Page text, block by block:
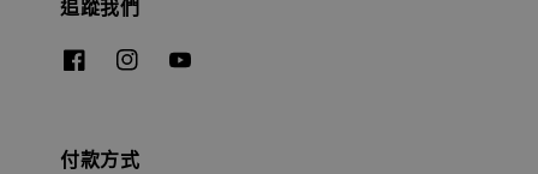
追蹤我們
付款方式